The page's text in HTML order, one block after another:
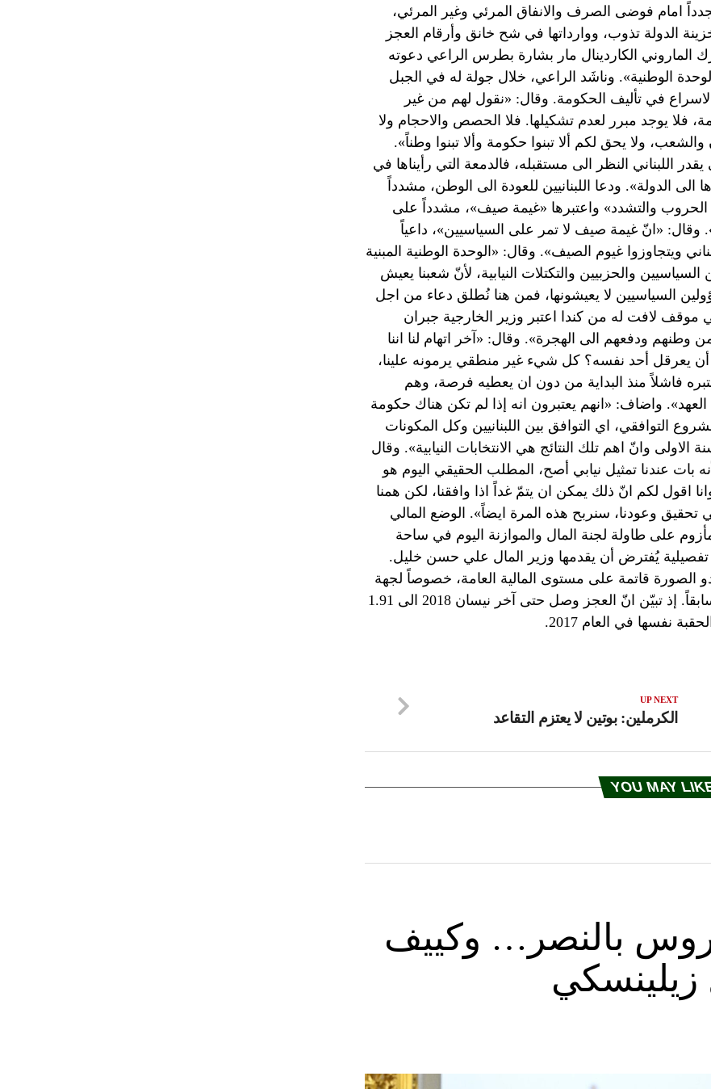
مجدداً امام فوضى الصرف والانفاق المرئي وغير المرئي،
الدولة تذوب، ووارداتها في شح خانق وأرقام العجز
الماروني الكاردينال مار بشارة بطرس الراعي دعوته
الوطنية». وناشَد الراعي، خلال جولة له في الجبل
في تأليف الحكومة. وقال: «نقول لهم من غير
فلا يوجد مبرر لعدم تشكيلها. فلا الحصص والاحجام ولا
ولا يحق لكم ألا تبنوا حكومة وألا تبنوا وطناً».
اللبناني النظر الى مستقبله، فالدمعة التي رأيناها في
الى الدولة». ودعا اللبنانيين للعودة الى الوطن، مشدداً
والتشدد» واعتبرها «غيمة صيف»، مشدداً على
وقال: «انّ غيمة صيف لا تمر على السياسيين»، داعياً
ويتجاوزوا غيوم الصيف». وقال: «الوحدة الوطنية المبنية
والحزبيين والتكتلات النيابية، لأنّ شعبنا يعيش
السياسيين لا يعيشونها، فمن هنا نُطلق دعاء من اجل
موقف لافت له من كندا اعتبر وزير الخارجية جبران
وطنهم ودفعهم الى الهجرة». وقال: «آخر اتهام لنا اننا
يعرقل أحد نفسه؟ كل شيء غير منطقي يرمونه علينا،
فاشلاً منذ البداية من دون ان يعطيه فرصة، وهم
واضاف: «انهم يعتبرون انه إذا لم تكن هناك حكومة
التوافقي، اي التوافق بين اللبنانيين وكل المكونات
الاولى وانّ اهم تلك النتائج هي الانتخابات النيابية». وقال
بات عندنا تمثيل نيابي أصح، المطلب الحقيقي اليوم هو
اقول لكم انّ ذلك يمكن ان يتمّ غداً اذا وافقنا، لكن همنا
وعودنا، سنربح هذه المرة ايضاً». الوضع المالي
على طاولة لجنة المال والموازنة اليوم في ساحة
تفصيلية يُفترض أن يقدمها وزير المال علي حسن خليل.
الصورة قاتمة على مستوى المالية العامة، خصوصاً لجهة
تجاوز العجز في 2018 المستويات المقدرة سابقاً. إذ تبيّن انّ العجز وصل حتى آخر نيسان 2018 الى 1.91
UP NEXT
الكرملين: بوتين لا يعتزم التقاعد
YOU MAY
بالنصر… وكييف